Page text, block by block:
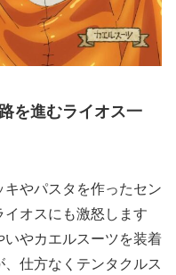
を進むライオス一
やパスタを作ったセン
オスにも激怒します
やカエルスーツを装着
仕方なくテンタクルス